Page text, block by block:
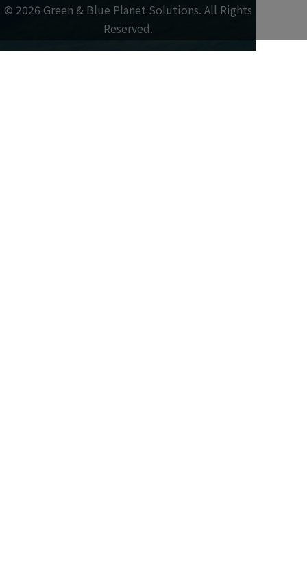
© 2026 Green & Blue Planet Solutions. All Rights
Reserved.